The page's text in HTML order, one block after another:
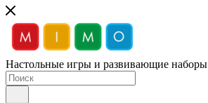
Настольные игры и развивающие наборы